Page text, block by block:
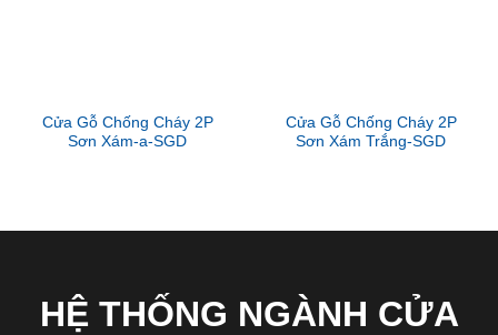
Cửa Gỗ Chống Cháy 2P
Sơn Xám-a-SGD
Cửa Gỗ Chống Cháy 2P
Sơn Xám Trắng-SGD
HỆ THỐNG NGÀNH CỬA